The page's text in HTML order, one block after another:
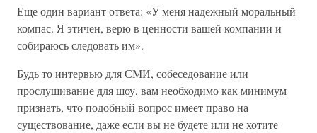
Еще один вариант ответа: «У меня надежный моральный
компас. Я этичен, верю в ценности вашей компании и
собираюсь следовать им».
Будь то интервью для СМИ, собеседование или
прослушивание для шоу, вам необходимо как минимум
признать, что подобный вопрос имеет право на
существование, даже если вы не будете или не хотите